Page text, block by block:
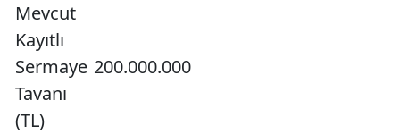
Mevcut
Kayıtlı
Sermaye
Tavanı
(TL)
200.000.000